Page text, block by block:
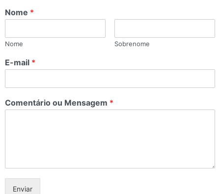
Nome *
Nome Sobrenome
E-mail *
Comentário ou Mensagem *
Enviar